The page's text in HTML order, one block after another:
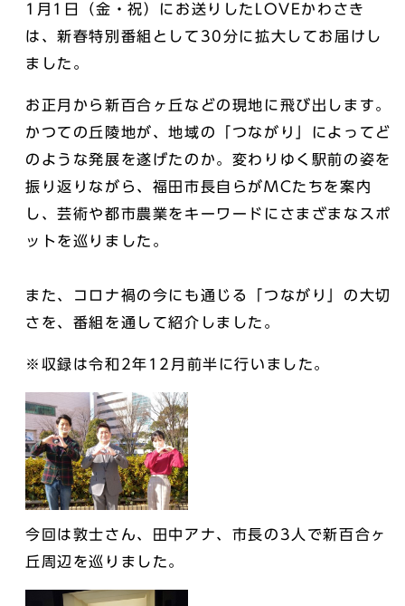
1月1日（金・祝）にお送りしたLOVEかわさき
は、新春特別番組として30分に拡大してお届けし
ました。
お正月から新百合ヶ丘などの現地に飛び出します。
かつての丘陵地が、地域の「つながり」によってど
のような発展を遂げたのか。変わりゆく駅前の姿を
振り返りながら、福田市長自らがMCたちを案内
し、芸術や都市農業をキーワードにさまざまなスポ
ットを巡りました。
また、コロナ禍の今にも通じる「つながり」の大切
さを、番組を通して紹介しました。
※収録は令和2年12月前半に行いました。
今回は敦士さん、田中アナ、市長の3人で新百合ヶ
丘周辺を巡りました。